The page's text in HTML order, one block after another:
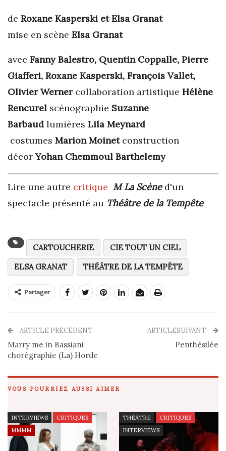
de Roxane Kasperski et Elsa Granat
mise en scène Elsa Granat
avec Fanny Balestro, Quentin Coppalle, Pierre
Giafferi, Roxane Kasperski, François Vallet,
Olivier Werner collaboration artistique Hélène
Rencurel scénographie Suzanne
Barbaud lumières Lila Meynard
costumes Marion Moinet construction
décor Yohan Chemmoul Barthelemy
Lire une autre critique M La Scèned'un
spectacle présenté au Théâtre de la Tempête
CARTOUCHERIE
CIE TOUT UN CIEL
ELSA GRANAT
THÉÂTRE DE LA TEMPÊTE
Partager
ARTICLE PRÉCÉDENT
Marry me in Bassiani
chorégraphie (La) Horde
ARTICLESUIVANT
Penthésilée
VOUS POURRIEZ AUSSI AIMER
INTERVIEWS
CRITIQUES
MMMM
THÉÂTRE
CRITIQUES
INTERVIEWS